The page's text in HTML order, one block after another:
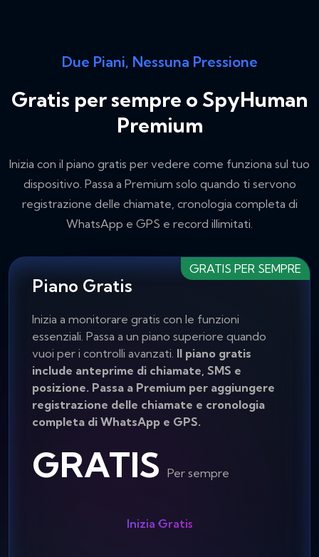
Due Piani, Nessuna Pressione
Gratis per sempre o SpyHuman
Premium
Inizia con il piano gratis per vedere come funziona sul tuo
dispositivo. Passa a Premium solo quando ti servono
registrazione delle chiamate, cronologia completa di
WhatsApp e GPS e record illimitati.
GRATIS PER SEMPRE
Piano Gratis
Inizia a monitorare gratis con le funzioni
essenziali. Passa a un piano superiore quando
vuoi per i controlli avanzati. Il piano gratis
include anteprime di chiamate, SMS e
posizione. Passa a Premium per aggiungere
registrazione delle chiamate e cronologia
completa di WhatsApp e GPS.
GRATIS Per sempre
Inizia Gratis